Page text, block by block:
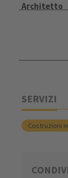
Architetto
SERVIZI
Costruzioni